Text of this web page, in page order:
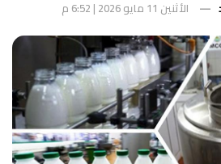
الأثنين 11 مايو 2026 | 6:52 م